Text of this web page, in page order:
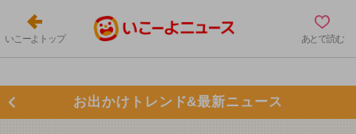
いこーよトップ あとで読む
お出かけトレンド&最新ニュース